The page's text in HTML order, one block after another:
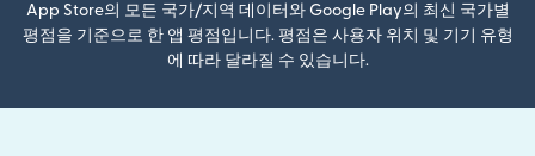
App Store의 모든 국가/지역 데이터와 Google Play의 최신 국가별
평점을 기준으로 한 앱 평점입니다. 평점은 사용자 위치 및 기기 유형
에 따라 달라질 수 있습니다.